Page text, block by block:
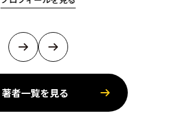
著者一覧を見る